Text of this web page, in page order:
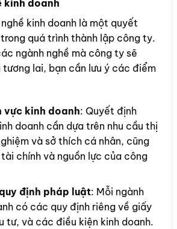
kinh doanh
kinh doanh là một quyết
quá trình thành lập công ty.
ngành nghề mà công ty sẽ
lai, bạn cần lưu ý các điểm
vực kinh doanh: Quyết định
doanh cần dựa trên nhu cầu thị
và sở thích cá nhân, cũng
tài chính và nguồn lực của công
định pháp luật: Mỗi ngành
có các quy định riêng về giấy
tư, và các điều kiện kinh doanh.